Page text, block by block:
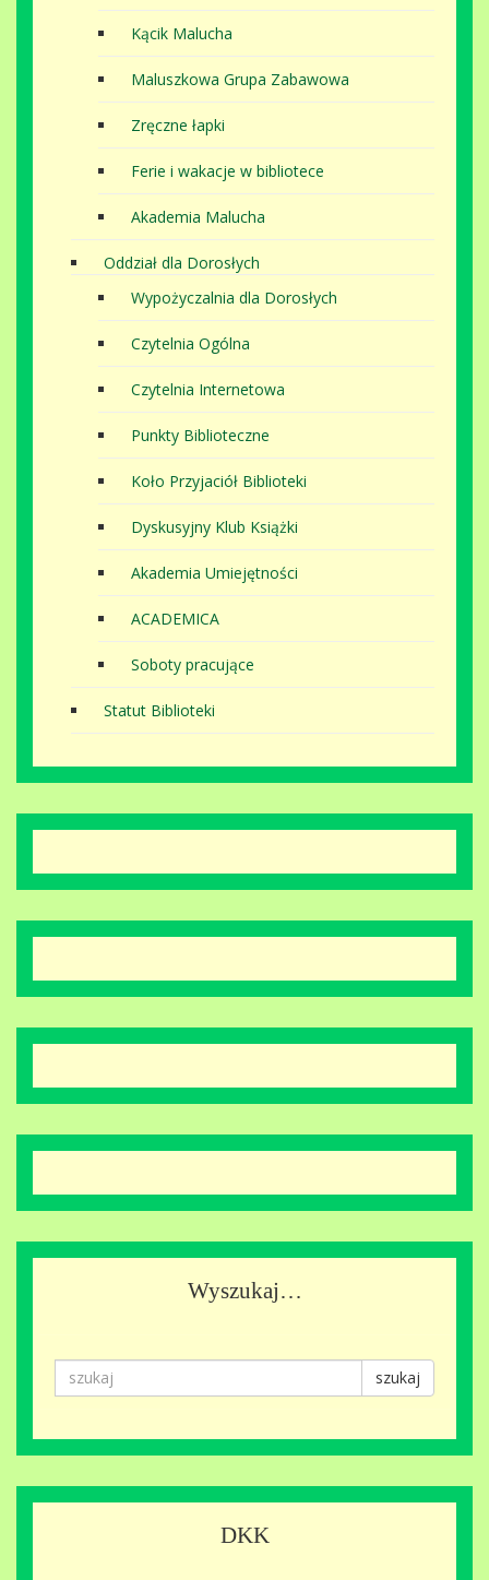
Kącik Malucha
Maluszkowa Grupa Zabawowa
Zręczne łapki
Ferie i wakacje w bibliotece
Akademia Malucha
Oddział dla Dorosłych
Wypożyczalnia dla Dorosłych
Czytelnia Ogólna
Czytelnia Internetowa
Punkty Biblioteczne
Koło Przyjaciół Biblioteki
Dyskusyjny Klub Książki
Akademia Umiejętności
ACADEMICA
Soboty pracujące
Statut Biblioteki
Wyszukaj…
szukaj
DKK